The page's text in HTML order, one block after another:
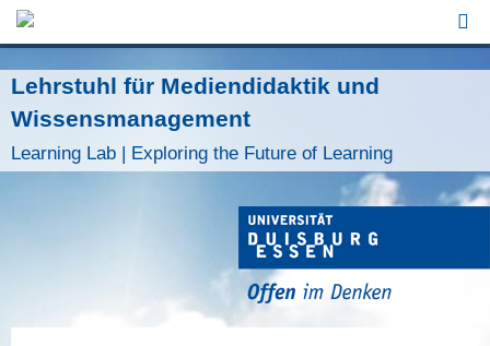
Lehrstuhl für Mediendidaktik und
Wissensmanagement
Learning Lab | Exploring the Future of Learning